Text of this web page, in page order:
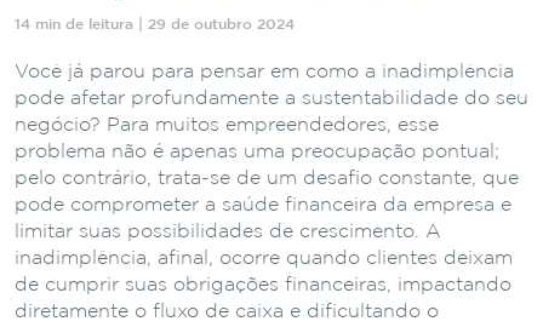
14 min de leitura | 29 de outubro 2024
Você já parou para pensar em como a inadimplência
pode afetar profundamente a sustentabilidade do seu
negócio? Para muitos empreendedores, esse
problema não é apenas uma preocupação pontual;
pelo contrário, trata-se de um desafio constante, que
pode comprometer a saúde financeira da empresa e
limitar suas possibilidades de crescimento. A
inadimplência, afinal, ocorre quando clientes deixam
de cumprir suas obrigações financeiras, impactando
diretamente o fluxo de caixa e dificultando o